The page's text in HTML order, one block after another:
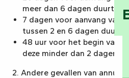
meer dan 6 dagen duurt
7 dagen voor aanvang van
tussen 2 en 6 dagen duurt
48 uur voor het begin van
deze minder dan 2 dagen
2. Andere gevallen van